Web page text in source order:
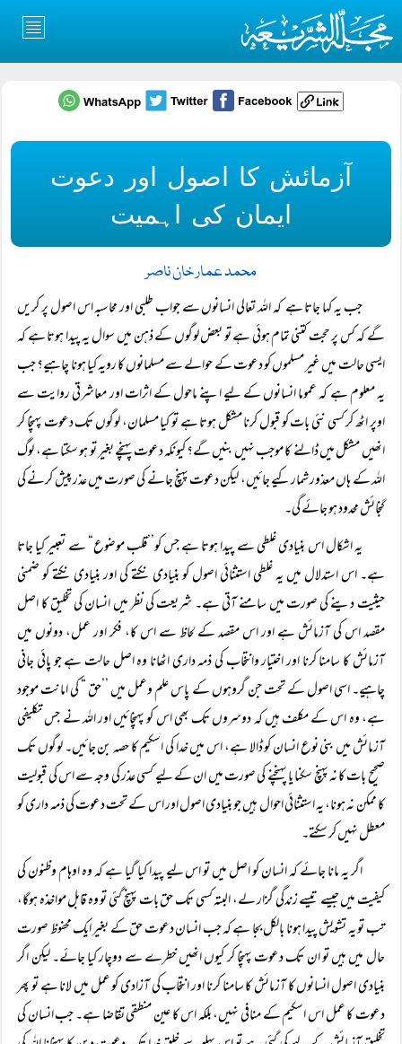
آزمائش کا اصول اور دعوت
ایمان کی اہمیت
محمد عمار خان ناصر
جب یہ کہا جاتا ہے کہ اللہ تعالی انسانوں سے جواب طلبی اور محاسبہ اس اصول پر کریں
گے کہ کس پر حجت کتنی تمام ہوئی ہے تو بعض لوگوں کے ذہن میں سوال یہ پیدا ہوتا ہے کہ
ایسی حالت میں غیر مسلموں کو دعوت کے حوالے سے مسلمانوں کا رویہ کیا ہونا چاہیے؟ جب
یہ معلوم ہے کہ عموما انسانوں کے لیے اپنے ماحول کے اثرات اور معاشرتی روایت سے
اوپر اٹھ کر کسی نئی بات کو قبول کرنا مشکل ہوتا ہے تو کیا مسلمان، لوگوں تک دعوت پہنچا کر
انھیں مشکل میں ڈالنے کا موجب نہیں بنیں گے؟ کیونکہ دعوت پہنچے بغیر تو ہو سکتا ہے، لوگ
اللہ کے ہاں معذور شمار کیے جائیں، لیکن دعوت پہنچ جانے کی صورت میں عذر پیش کرنے کی
گنجائش محدود ہو جائے گی۔
یہ اشکال اس بنیادی غلطی سے پیدا ہوتا ہے جس کو’’قلب موضوع“ سے تعبیر کیا جاتا
ہے۔ اس استدلال میں یہ غلطی استثنائی اصول کو بنیادی نکتے کی اور بنیادی نکتے کو ضمنی
حیثیت دینے کی صورت میں سامنے آتی ہے۔ شریعت کی نظر میں انسان کی تخلیق کا اصل
مقصد اس کی آزمائش ہے اور اس مقصد کے لحاظ سے اس کا، فکر اور عمل، دونوں میں
آزمائش کا سامنا کرنا اور اختیار وانتخاب کی ذمہ داری اٹھانا وہ اصل حالت ہے جو پائی جانی
چاہیے۔ اسی اصول کے تحت جن گروہوں کے پاس علم وعمل میں ’’حق “ کی امانت موجود
ہے، وہ اس کے مکلف ہیں کہ دوسروں تک بھی اس کو پہنچائیں اور اللہ نے جس تکلیفی
آزمائش میں بنی نوع انسان کو ڈالا ہے، اس میں خدا کی اسکیم کا حصہ بن جائیں۔ لوگوں تک
صحیح بات کا نہ پہنچ سکنا یا پہنچنے کی صورت میں ان کے لیے کسی عذر کی وجہ سے اس کی قبولیت
کا ممکن نہ ہونا، یہ استثنائی احوال ہیں جو بنیادی اصول اور اس کے تحت دعوت کی ذمہ داری کو
معطل نہیں کر سکتے۔
اگر یہ مانا جائے کہ انسان کو اصل میں تو اس لیے پیدا کیا گیا ہے کہ وہ اوہام وظنون کی
کیفیت میں جیسے تیسے زندگی گزار لے، البتہ کسی تک حق بات پہنچ گئی تو وہ قابل مواخذہ ہوگا،
تب تو یہ تشویش پیدا ہونا بالکل بجا ہے کہ جب انسان دعوت حق کے بغیر ایک محفوظ صورت
حال میں ہیں تو ان تک دعوت پہنچا کر کیوں انھیں خطرے سے دوچار کیا جائے۔ لیکن اگر
بنیادی اصول انسانوں کا آزمائش کا سامنا کرنا اور انتخاب کی آزادی کو عمل میں لانا ہے تو پھر
دعوت کا عمل اس اسکیم کے منافی نہیں، بلکہ اس کا عین منطقی تقاضا ہے۔ جب انسان کی